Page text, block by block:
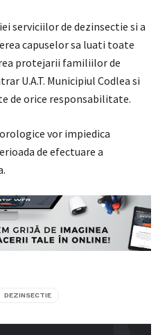
serviciilor de dezinsectie si a
capuselor sa luati toate
protejarii familiilor de
U.A.T. Municipiul Codlea si
de orice responsabilitate.
vor impiedica
de efectuare a
DEZINSECTIE